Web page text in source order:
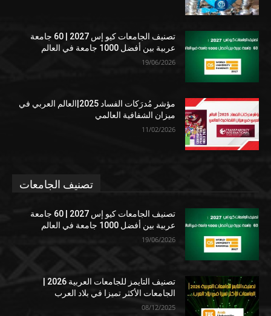
تصنيف الجامعات كيو إس 2027 | 60 جامعة
عربية بين أفضل 1000 جامعة في العالم
19/06/2026
مؤشر مُدرَكات الفساد 2025|العالم العربي في
ميزان الشفافية العالمي
11/02/2026
تصنيف الجامعات
تصنيف الجامعات كيو إس 2027 | 60 جامعة
عربية بين أفضل 1000 جامعة في العالم
19/06/2026
الجامعات الأكثر تميزا في بلاد العرب
08/12/2025